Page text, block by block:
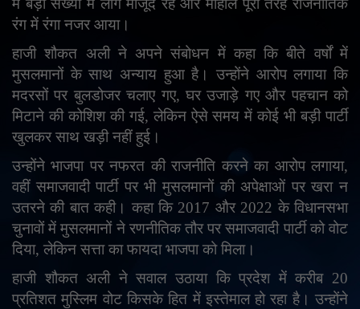
में बड़ी संख्या में लोग मौजूद रहे और माहौल पूरी तरह राजनीतिक
रंग में रंगा नजर आया।
हाजी शौकत अली ने अपने संबोधन में कहा कि बीते वर्षों में
मुसलमानों के साथ अन्याय हुआ है। उन्होंने आरोप लगाया कि
मदरसों पर बुलडोजर चलाए गए,घर उजाड़े गए और पहचान को
मिटाने की कोशिश की गई, लेकिन ऐसे समय में कोई भी बड़ी पार्टी
खुलकर साथ खड़ी नहीं हुई।
उन्होंने भाजपा पर नफरत की राजनीति करने का आरोप लगाया,
वहीं समाजवादी पार्टी पर भी मुसलमानों की अपेक्षाओं पर खरा न
उतरने की बात कही। कहा कि 2017 और 2022 के विधानसभा
चुनावों में मुसलमानों ने रणनीतिक तौर पर समाजवादी पार्टी को वोट
दिया, लेकिन सत्ता का फायदा भाजपा को मिला।
हाजी शौकत अली ने सवाल उठाया कि प्रदेश में करीब 20
प्रतिशत मुस्लिम वोट किसके हित में इस्तेमाल हो रहा है। उन्होंने